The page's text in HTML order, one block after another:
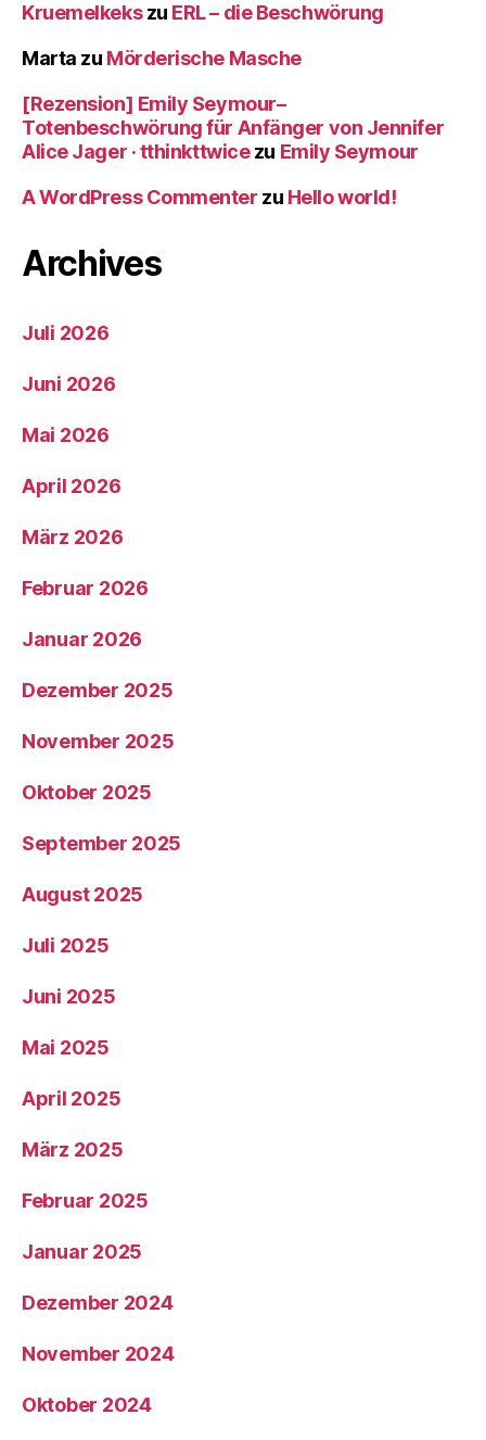
Kruemelkekszu ERL – die Beschwörung
Marta zu Mörderische Masche
[Rezension] Emily Seymour–
Totenbeschwörung für Anfänger von Jennifer
Alice Jager · tthinkttwicezu Emily Seymour
A WordPress Commenter zu Hello world!
Archives
Juli 2026
Juni 2026
Mai 2026
April 2026
März 2026
Februar 2026
Januar 2026
Dezember 2025
November 2025
Oktober 2025
September 2025
August 2025
Juli 2025
Juni 2025
Mai 2025
April 2025
März 2025
Februar 2025
Januar 2025
Dezember 2024
November 2024
Oktober 2024